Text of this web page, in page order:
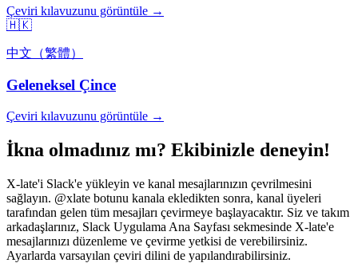
Çeviri kılavuzunu görüntüle →
🇭🇰
中文（繁體）
Geleneksel Çince
Çeviri kılavuzunu görüntüle →
İkna olmadınız mı? Ekibinizle deneyin!
X-late'i Slack'e yükleyin ve kanal mesajlarınızın çevrilmesini
sağlayın. @xlate botunu kanala ekledikten sonra, kanal üyeleri
tarafından gelen tüm mesajları çevirmeye başlayacaktır. Siz ve takım
arkadaşlarınız, Slack Uygulama Ana Sayfası sekmesinde X-late'e
mesajlarınızı düzenleme ve çevirme yetkisi de verebilirsiniz.
Ayarlarda varsayılan çeviri dilini de yapılandırabilirsiniz.